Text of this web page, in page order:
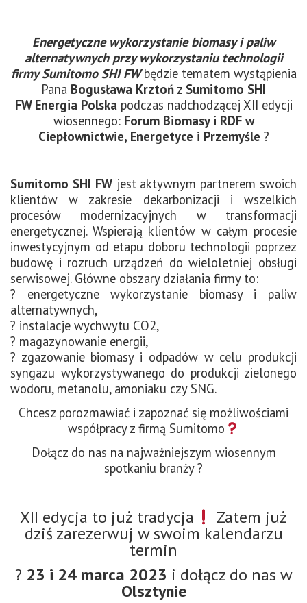
Energetyczne wykorzystanie biomasy i paliw
alternatywnych przy wykorzystaniu technologii
firmy Sumitomo SHI FWbędzie tematem wystąpienia
Pana Bogusława Krztoń z Sumitomo SHI
FW Energia Polska podczas nadchodzącej XII edycji
wiosennego: Forum Biomasy i RDFw
Ciepłownictwie, Energetyce i Przemyśle ?
Sumitomo SHI FWjest aktywnym partnerem swoich
klientów w zakresie dekarbonizacji i wszelkich
procesów modernizacyjnych w transformacji
energetycznej. Wspierają klientów w całym procesie
inwestycyjnym od etapu doboru technologii poprzez
budowę i rozruch urządzeń do wieloletniej obsługi
serwisowej. Główne obszary działania firmy to:
? energetyczne wykorzystanie biomasy i paliw
alternatywnych,
? instalacje wychwytu CO2,
? magazynowanie energii,
? zgazowanie biomasy i odpadów w celu produkcji
syngazu wykorzystywanego do produkcji zielonego
wodoru, metanolu, amoniaku czy SNG.
Chcesz porozmawiać i zapoznać się możliwościami
współpracy z firmą Sumitomo
Dołącz do nas na najważniejszym wiosennym
spotkaniu branży ?
XII edycja to już tradycja Zatem już
dziś zarezerwuj w swoim kalendarzu
termin
? 23 i 24 marca 2023 i dołącz do nas w
Olsztynie